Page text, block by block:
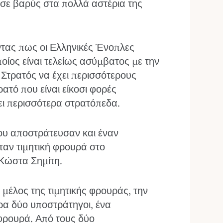
βαρύς στα πολλά αστέρια της
πως οι Ελληνικές Ένοπλες
είναι τελείως ασύμβατος με την
να έχει περισσότερους
που είναι είκοσι φορές
περισσότερα στρατόπεδα.
αποστράτευσαν και έναν
τιμητική φρουρά στο
Σημίτη.
της τιμητικής φρουράς, την
δύο υποστράτηγοι, ένα
Από τους δύο